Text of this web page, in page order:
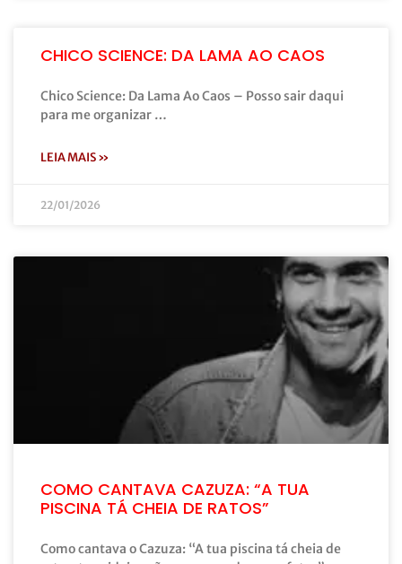
CHICO SCIENCE: DA LAMA AO CAOS
Chico Science: Da Lama Ao Caos – Posso sair daqui
para me organizar …
LEIA MAIS »
22/01/2026
COMO CANTAVA CAZUZA: “A TUA
PISCINA TÁ CHEIA DE RATOS”
Como cantava o Cazuza: “A tua piscina tá cheia de